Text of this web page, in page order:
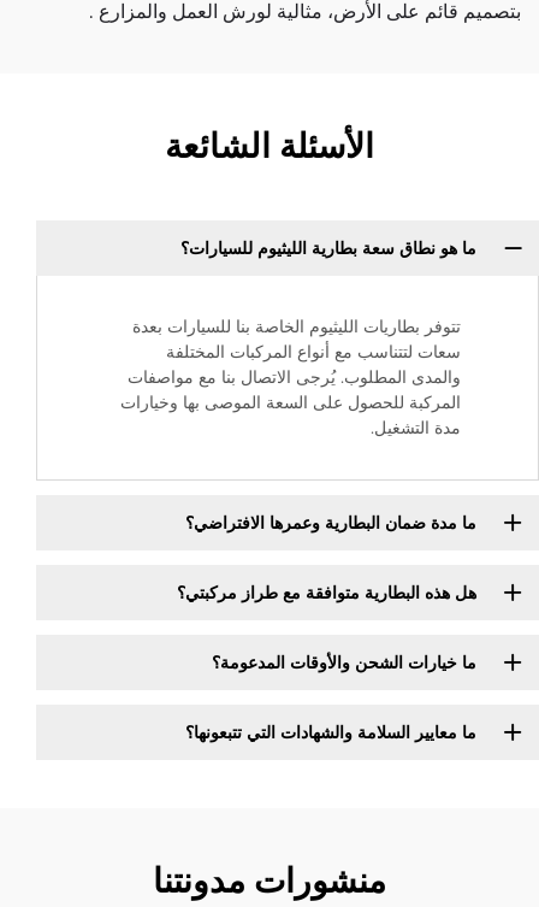
بتصميم قائم على الأرض، مثالية لورش العمل والمزارع .
الأسئلة الشائعة
ما هو نطاق سعة بطارية الليثيوم للسيارات؟
تتوفر بطاريات الليثيوم الخاصة بنا للسيارات بعدة
سعات لتتناسب مع أنواع المركبات المختلفة
والمدى المطلوب. يُرجى الاتصال بنا مع مواصفات
المركبة للحصول على السعة الموصى بها وخيارات
مدة التشغيل.
ما مدة ضمان البطارية وعمرها الافتراضي؟
هل هذه البطارية متوافقة مع طراز مركبتي؟
ما خيارات الشحن والأوقات المدعومة؟
ما معايير السلامة والشهادات التي تتبعونها؟
منشورات مدونتنا